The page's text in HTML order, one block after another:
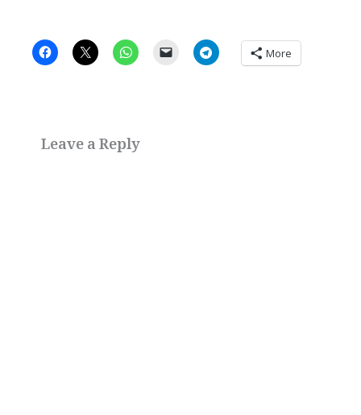
More
Leave a Reply